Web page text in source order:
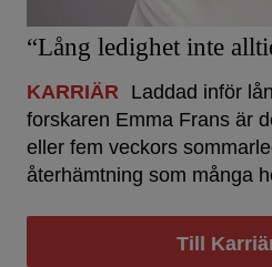
“Lång ledighet inte
KARRIÄR Laddad inför
forskaren Emma Frans är
eller fem veckors
återhämtning som många
Till